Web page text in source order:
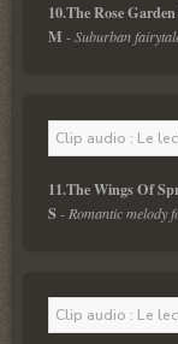
10.The Rose Garden
M - Suburban
Clip audio : Le
11.The Wings Of
S - Romantic melody
Clip audio : Le